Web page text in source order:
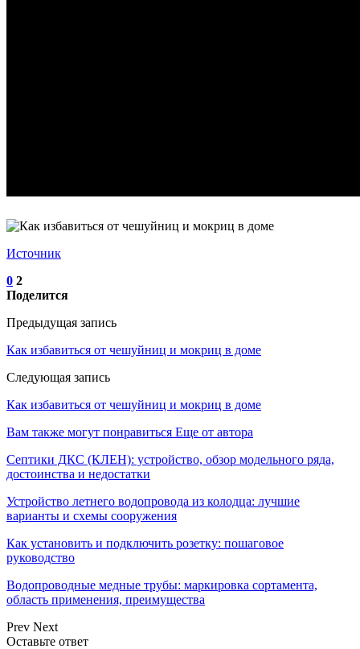
Источник
0 2
Поделится
Предыдущая запись
Как избавиться от чешуйниц и мокриц в доме
Следующая запись
Как избавиться от чешуйниц и мокриц в доме
Вам также могут понравиться Еще от автора
Септики ДКС (КЛЕН): устройство, обзор модельного ряда,
достоинства и недостатки
Устройство летнего водопровода из колодца: лучшие
варианты и схемы сооружения
Как установить и подключить розетку: пошаговое
руководство
Водопроводные медные трубы: маркировка сортамента,
область применения, преимущества
Prev Next
Оставьте ответ